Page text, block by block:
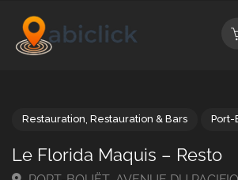
Le Florida Maquis – Resto